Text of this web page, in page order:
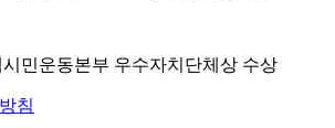
민운동본부 우수자치단체상 수상
침